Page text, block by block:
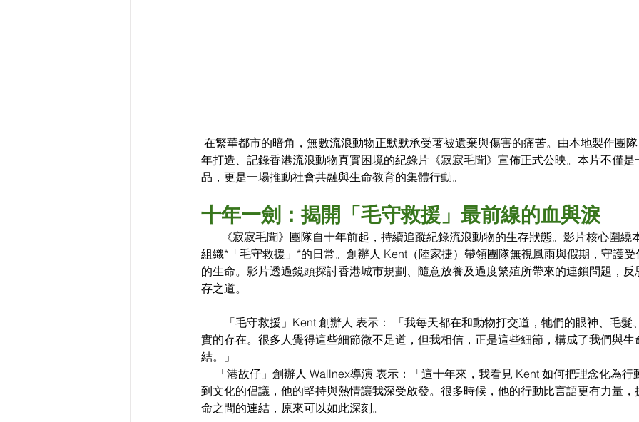
在繁華都市的暗角，無數流浪動物正默默承受著被遺棄與傷害的痛苦。由本地製作團
年打造、記錄香港流浪動物真實困境的紀錄片《寂寂毛聞》宣佈正式公映。本片不僅
品，更是一場推動社會共融與生命教育的集體行動。
十年一劍：揭開「毛守救援」最前線的血與淚
《寂寂毛聞》團隊自十年前起，持續追蹤紀錄流浪動物的生存狀態。影片核心圍繞
組織*「毛守救援」*的日常。創辦人 Kent（陸家捷）帶領團隊無視風雨與假期，守護
的生命。影片透過鏡頭探討香港城市規劃、隨意放養及過度繁殖所帶來的連鎖問題，
存之道。
「毛守救援」Kent 創辦人 表示： 「我每天都在和動物打交道，牠們的眼神、毛髮
實的存在。很多人覺得這些細節微不足道，但我相信，正是這些細節，構成了我們與
結。」
「港故仔」創辦人 Wallnex導演 表示：「這十年來，我看見 Kent 如何把理念化為行
到文化的倡議，他的堅持與熱情讓我深受啟發。很多時候，他的行動比言語更有力量
命之間的連結，原來可以如此深刻。